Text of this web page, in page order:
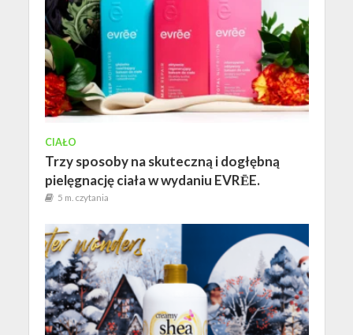
CIAŁO
Trzy sposoby na skuteczną i dogłębną
pielęgnację ciała w wydaniu EVRĒE.
5 m. czytania